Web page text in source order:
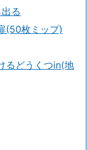
る
(50枚ミップ)
るどうくつin(地